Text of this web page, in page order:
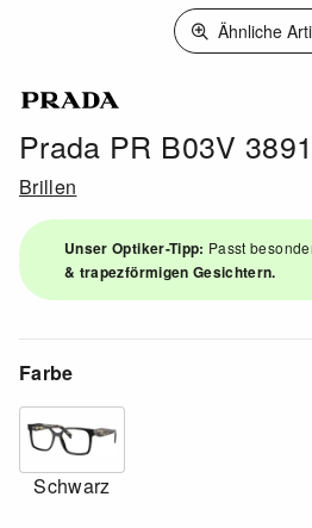
Ähnliche
Prada PR B03V
Brillen
Unser Optiker-Tipp: Passt
& trapezförmigen Gesichtern.
Farbe
Schwarz